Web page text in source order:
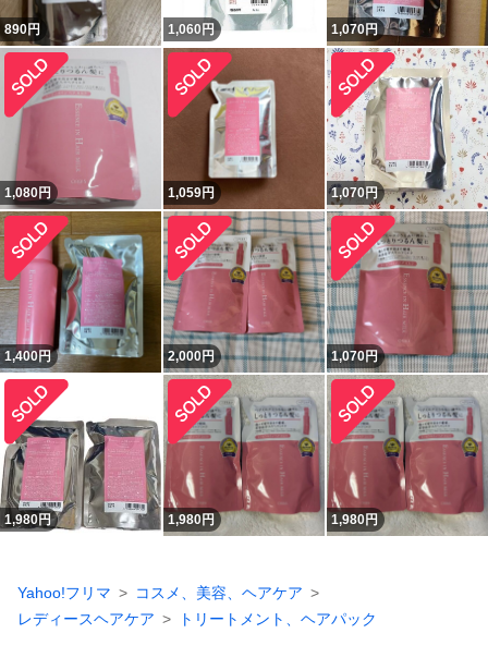
890円 1,060 円 1,070円
1,080円 1,059円 1,070円
1,400円 2,000円 1,070円
1,980円 1,980円 1,980円
Yahoo!フリマ
コスメ、美容、ヘアケア
レディースヘアケア
トリートメント、ヘアパック